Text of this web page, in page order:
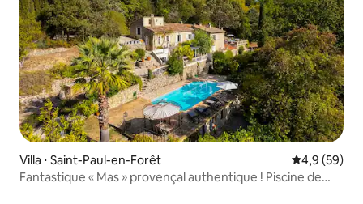
Villa ⋅ Saint-Paul-en-Forêt Évaluation
4,9 (59)
Fantastique « Mas » provençal authentique ! Piscine de